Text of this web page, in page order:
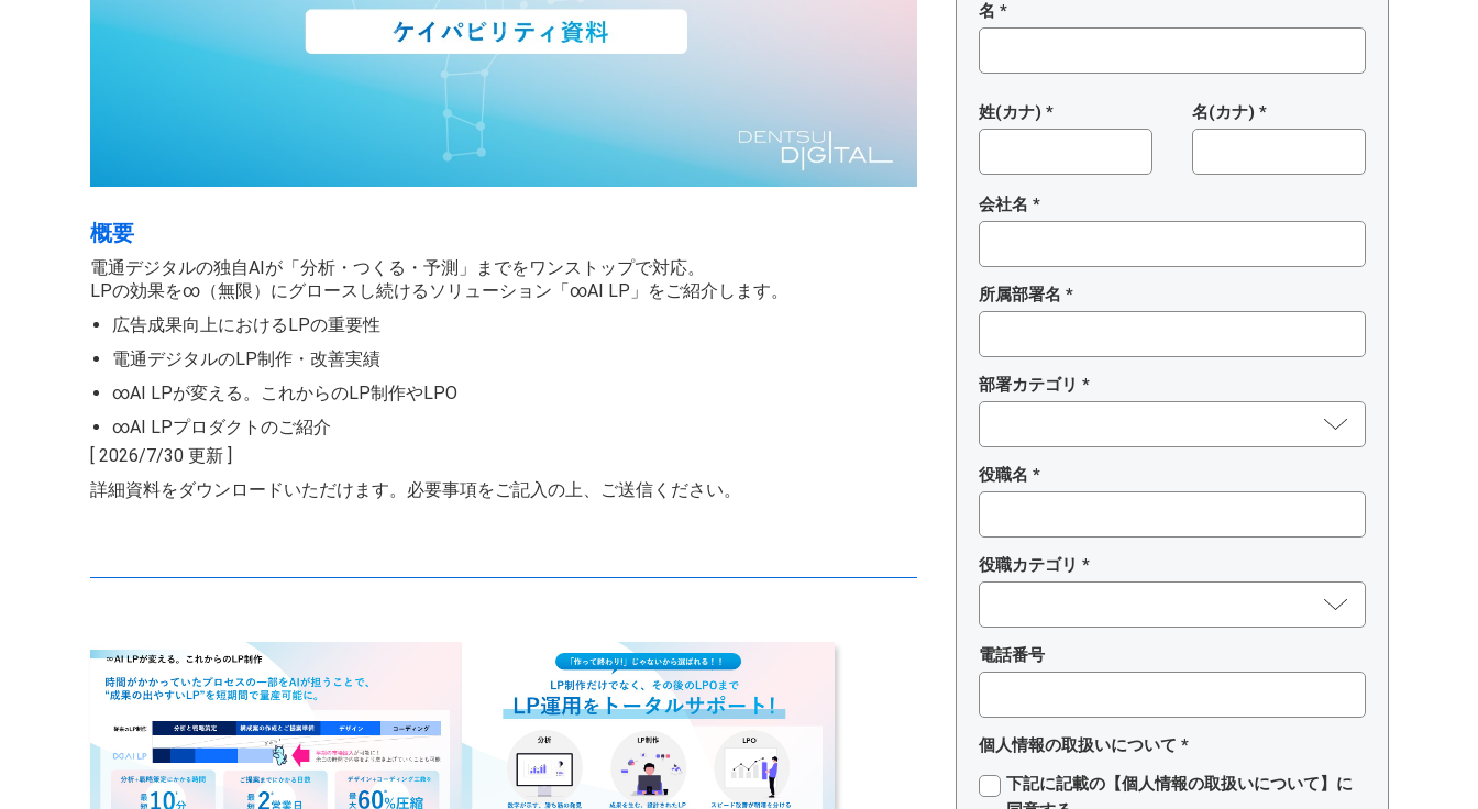
概要
電通デジタルの独自AIが「分析・つくる・予測」までをワンストップで対応。
LPの効果を∞（無限）にグロースし続けるソリューション「∞AI LP」をご紹介します。
広告成果向上におけるLPの重要性​
電通デジタルのLP制作・改善実績
∞AI LPが変える。これからのLP制作やLPO
∞AI LPプロダクトのご紹介
[ 2026/7/30 更新 ]
詳細資料をダウンロードいただけます。必要事項をご記入の上、ご送信ください。
名 *
姓(カナ) * 名(カナ) *
会社名 *
所属部署名 *
部署カテゴリ *
役職名 *
役職カテゴリ *
電話番号
個人情報の取扱いについて *
下記に記載の【個人情報の取扱いについて】に